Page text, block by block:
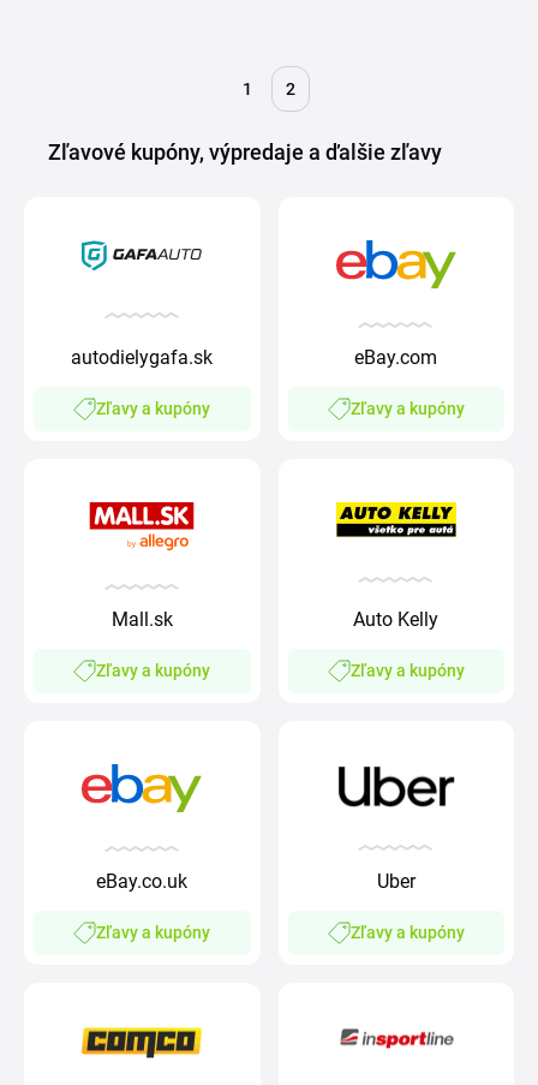
1 2
Zľavové kupóny, výpredaje a ďalšie zľavy
autodielygafa.sk
Zľavy a kupóny
eBay.com
Zľavy a kupóny
Mall.sk
Zľavy a kupóny
Auto Kelly
Zľavy a kupóny
eBay.co.uk
Zľavy a kupóny
Uber
Zľavy a kupóny